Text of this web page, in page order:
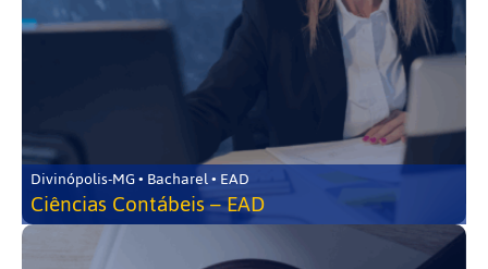
Divinópolis-MG • Bacharel • EAD
Ciências Contábeis – EAD